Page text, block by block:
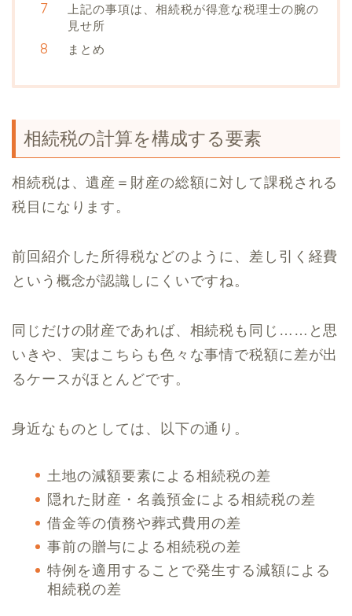
上記の事項は、相続税が得意な税理士の腕の
見せ所
まとめ
相続税の計算を構成する要素
相続税は、遺産＝財産の総額に対して課税される
税目になります。
前回紹介した所得税などのように、差し引く経費
という概念が認識しにくいですね。
同じだけの財産であれば、相続税も同じ……と思
いきや、実はこちらも色々な事情で税額に差が出
るケースがほとんどです。
身近なものとしては、以下の通り。
土地の減額要素による相続税の差
隠れた財産・名義預金による相続税の差
借金等の債務や葬式費用の差
事前の贈与による相続税の差
特例を適用することで発生する減額による
相続税の差